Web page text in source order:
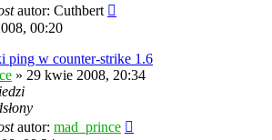
autor: Cuthbert
00:20
ping w counter-strike 1.6
» 29 kwie 2008, 20:34
autor: mad_prince